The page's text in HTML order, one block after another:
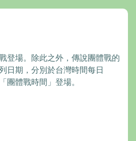
登場。除此之外，傳說團體戰的
日期，分別於台灣時間每日
團體戰時間」登場。